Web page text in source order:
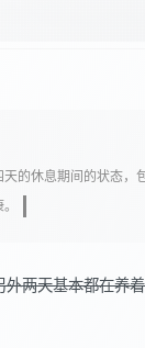
休息期间的状态
两天基本都在养